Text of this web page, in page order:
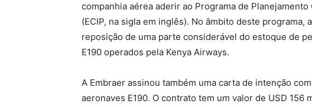
companhia aérea aderir ao Programa de
(ECIP, na sigla em inglês). No âmbito deste programa,
reposição de uma parte considerável do estoque de
E190 operados pela Kenya Airways.
A Embraer assinou também uma carta de intenção
aeronaves E190. O contrato tem um valor de USD